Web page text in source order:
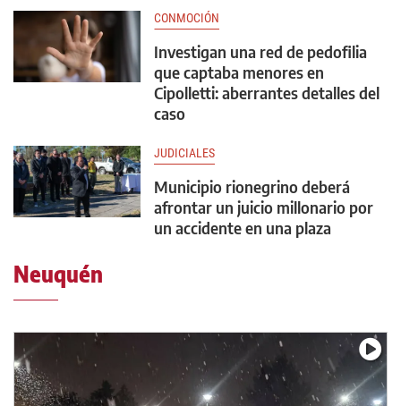
CONMOCIÓN
Investigan una red de pedofilia
que captaba menores en
Cipolletti: aberrantes detalles del
caso
JUDICIALES
Municipio rionegrino deberá
afrontar un juicio millonario por
un accidente en una plaza
Neuquén